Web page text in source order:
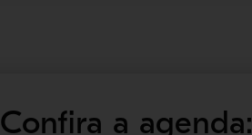
Confira a agenda: